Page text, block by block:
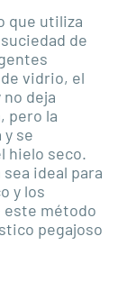
que utiliza
de
vidrio, el
deja
pero la
se
hielo seco.
ideal para
y los
este método
pegajoso